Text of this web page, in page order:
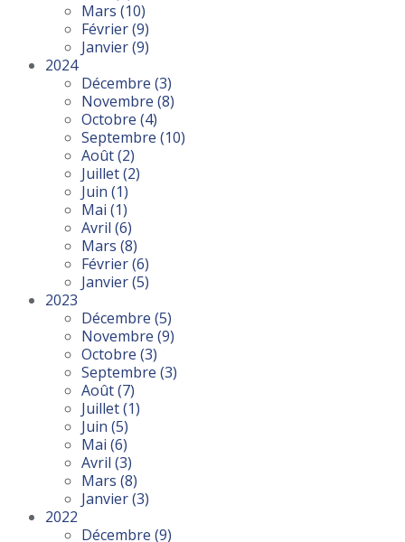
Mars (10)
Février(9)
Janvier(9)
2024
Décembre (3)
Novembre (8)
Octobre (4)
Septembre (10)
Août(2)
Juillet(2)
Juin (1)
Mai (1)
Avril (6)
Mars (8)
Février(6)
Janvier(5)
2023
Décembre (5)
Novembre (9)
Octobre (3)
Septembre (3)
Août(7)
Juillet(1)
Juin (5)
Mai (6)
Avril (3)
Mars (8)
Janvier(3)
2022
Décembre (9)